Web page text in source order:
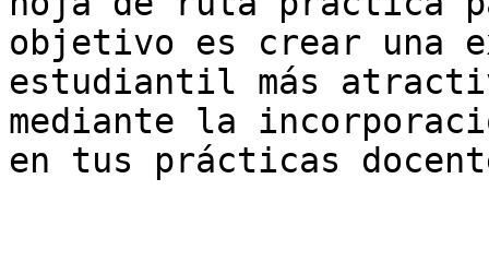
objetivo es crear una
estudiantil más
mediante la